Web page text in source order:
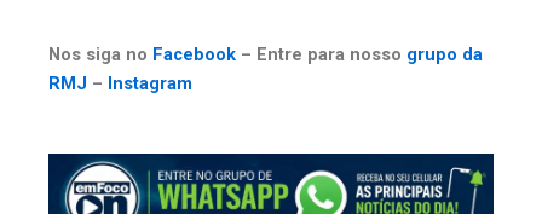
Nos siga no Facebook – Entre para nosso grupo da
RMJ – Instagram